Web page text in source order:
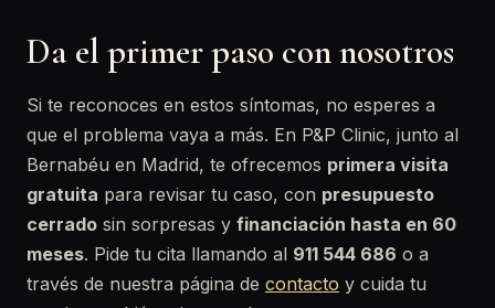
Da el primer paso con nosotros
Si te reconoces en estos síntomas, no esperes a
que el problema vaya a más. En P&P Clinic, junto al
Bernabéu en Madrid, te ofrecemos primera visita
gratuita para revisar tu caso, con presupuesto
cerrado sin sorpresas y financiación hasta en 60
meses. Pide tu cita llamando al 911 544 686 o a
través de nuestra página de contacto y cuida tu